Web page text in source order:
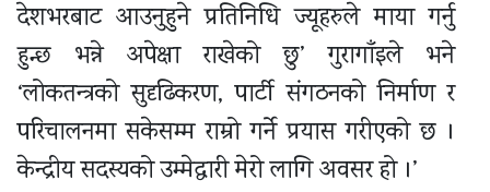
देशभरबाट आउनुहुने प्रतिनिधि ज्यूहरुले माया गर्नु
हुन्छ भन्ने अपेक्षा राखेको छु’ गुरागाँइले भने
‘लोकतन्त्रको सुदृढिकरण, पार्टी संगठनको निर्माण र
परिचालनमा सकेसम्म राम्रो गर्ने प्रयास गरीएको छ ।
केन्द्रीय सदस्यको उम्मेद्वारी मेरो लागि अवसर हो ।’